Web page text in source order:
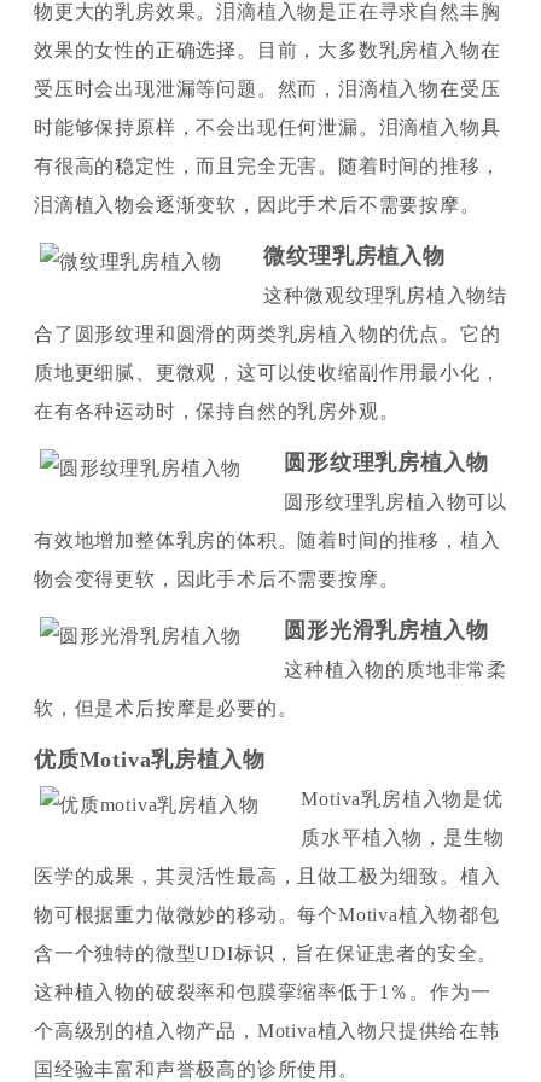
物更大的乳房效果。泪滴植入物是正在寻求自然丰胸
效果的女性的正确选择。目前，大多数乳房植入物在
受压时会出现泄漏等问题。然而，泪滴植入物在受压
时能够保持原样，不会出现任何泄漏。泪滴植入物具
有很高的稳定性，而且完全无害。随着时间的推移，
泪滴植入物会逐渐变软，因此手术后不需要按摩。
微纹理乳房植入物
这种微观纹理乳房植入物结
合了圆形纹理和圆滑的两类乳房植入物的优点。它的
质地更细腻、更微观，这可以使收缩副作用最小化，
在有各种运动时，保持自然的乳房外观。
圆形纹理乳房植入物
圆形纹理乳房植入物可以
有效地增加整体乳房的体积。随着时间的推移，植入
物会变得更软，因此手术后不需要按摩。
圆形光滑乳房植入物
这种植入物的质地非常柔
软，但是术后按摩是必要的。
优质Motiva乳房植入物
Motiva乳房植入物是优
质水平植入物，是生物
医学的成果，其灵活性最高，且做工极为细致。植入
物可根据重力做微妙的移动。每个Motiva植入物都包
含一个独特的微型UDI标识，旨在保证患者的安全。
这种植入物的破裂率和包膜挛缩率低于1％。作为一
个高级别的植入物产品，Motiva植入物只提供给在韩
国经验丰富和声誉极高的诊所使用。